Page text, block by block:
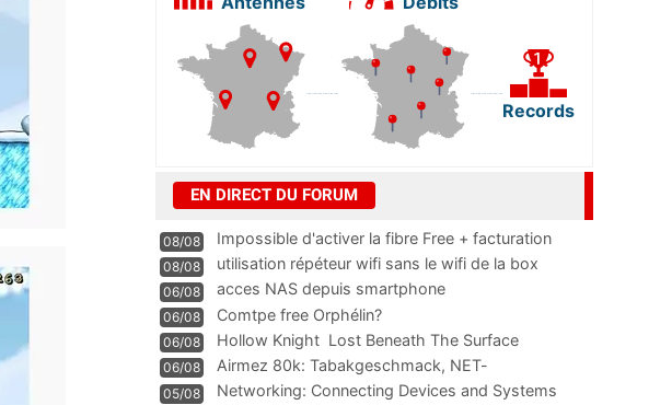
Records
EN DIRECT DU FORUM
08/08
Impossible d'activer la fibre Free + facturation
résiliation
08/08 utilisation répéteur wifi sans le wifi de la box
06/08 acces NAS depuis smartphone
06/08 Comtpe free Orphélin?
06/08 Hollow Knight  Lost Beneath The Surface
06/08
Airmez 80k: Tabakgeschmack, NET-
Technologie und Leistung im
05/08 Networking: Connecting Devices and Systems